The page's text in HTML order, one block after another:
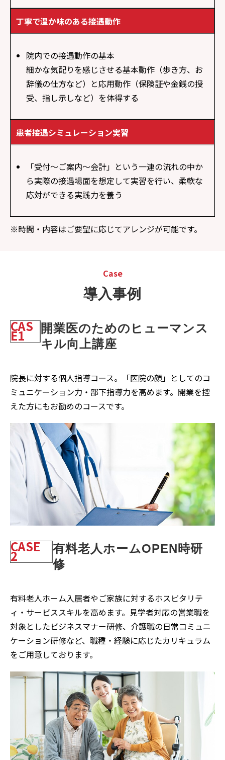
丁寧で温か味のある接遇動作
院内での接遇動作の基本
細かな気配りを感じさせる基本動作（歩き方、お
辞儀の仕方など）と応用動作（保険証や金銭の授
受、指し示しなど）を体得する
患者接遇シミュレーション実習
「受付～ご案内～会計」という一連の流れの中か
ら実際の接遇場面を想定して実習を行い、柔軟な
応対ができる実践力を養う
※時間・内容はご要望に応じてアレンジが可能です。
Case
導入事例
CAS
E1
開業医のためのヒューマンス
キル向上講座
院長に対する個人指導コース。「医院の顔」としてのコ
ミュニケーション力・部下指導力を高めます。開業を控
えた方にもお勧めのコースです。
CASE
2
有料老人ホームOPEN時研
修
有料老人ホーム入居者やご家族に対するホスピタリテ
ィ・サービススキルを高めます。見学者対応の営業職を
対象としたビジネスマナー研修、介護職の日常コミュニ
ケーション研修など、職種・経験に応じたカリキュラム
をご用意しております。